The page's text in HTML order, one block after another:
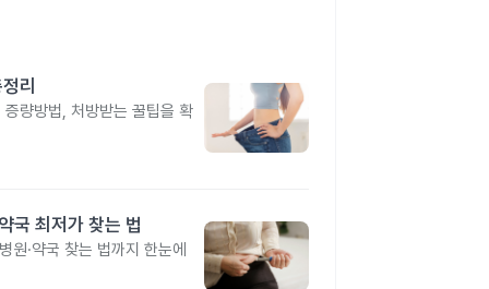
리
량방법, 처방받는 꿀팁을 확
국 최저가 찾는 법
·약국 찾는 법까지 한눈에